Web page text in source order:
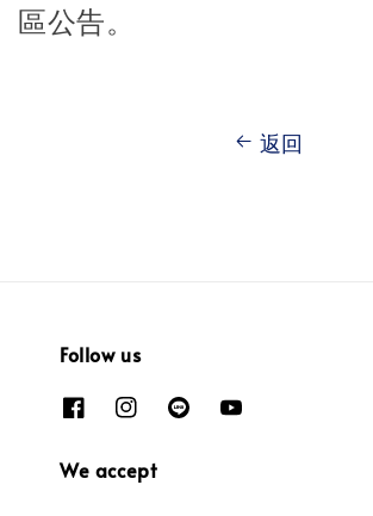
區公告。
返回
Follow us
We accept